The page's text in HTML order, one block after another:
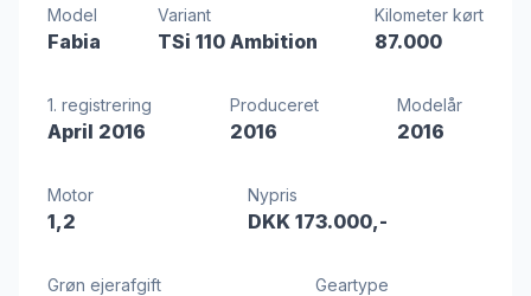
Model
Fabia
Variant
TSi 110 Ambition
Kilometer kørt
87.000
1. registrering
April 2016
Produceret
2016
Modelår
2016
Motor
1,2
Nypris
DKK 173.000,-
Grøn ejerafgift Geartype